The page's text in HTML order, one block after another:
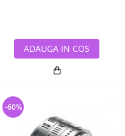
ADAUGA IN COS
-60%